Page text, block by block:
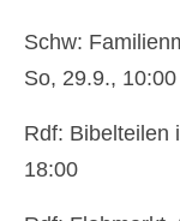
Schw:
So, 29.9., 10:00
Rdf: Bibelteilen
18:00